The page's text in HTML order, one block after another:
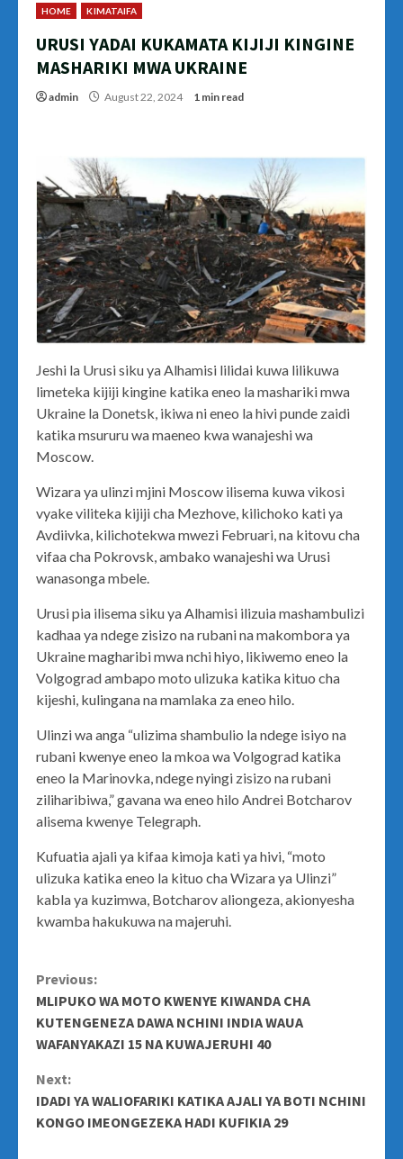
HOME KIMATAIFA
URUSI YADAI KUKAMATA KIJIJI KINGINE
MASHARIKI MWA UKRAINE
admin August 22, 2024 1 min read
Jeshi la Urusi siku ya Alhamisi lilidai kuwa lilikuwa
limeteka kijiji kingine katika eneo la mashariki mwa
Ukraine la Donetsk, ikiwa ni eneo la hivi punde zaidi
katika msururu wa maeneo kwa wanajeshi wa
Moscow.
Wizara ya ulinzi mjini Moscow ilisema kuwa vikosi
vyake viliteka kijiji cha Mezhove, kilichoko kati ya
Avdiivka, kilichotekwa mwezi Februari, na kitovu cha
vifaa cha Pokrovsk, ambako wanajeshi wa Urusi
wanasonga mbele.
Urusi pia ilisema siku ya Alhamisi ilizuia mashambulizi
kadhaa ya ndege zisizo na rubani na makombora ya
Ukraine magharibi mwa nchi hiyo, likiwemo eneo la
Volgograd ambapo moto ulizuka katika kituo cha
kijeshi, kulingana na mamlaka za eneo hilo.
Ulinzi wa anga “ulizima shambulio la ndege isiyo na
rubani kwenye eneo la mkoa wa Volgograd katika
eneo la Marinovka, ndege nyingi zisizo na rubani
ziliharibiwa,” gavana wa eneo hilo Andrei Botcharov
alisema kwenye Telegraph.
Kufuatia ajali ya kifaa kimoja kati ya hivi, “moto
ulizuka katika eneo la kituo cha Wizara ya Ulinzi”
kabla ya kuzimwa, Botcharov aliongeza, akionyesha
kwamba hakukuwa na majeruhi.
Continue
Reading
Previous:
MLIPUKO WA MOTO KWENYE KIWANDA CHA
KUTENGENEZA DAWA NCHINI INDIA WAUA
WAFANYAKAZI 15 NA KUWAJERUHI 40
Next:
IDADI YA WALIOFARIKI KATIKA AJALI YA BOTI NCHINI
KONGO IMEONGEZEKA HADI KUFIKIA 29